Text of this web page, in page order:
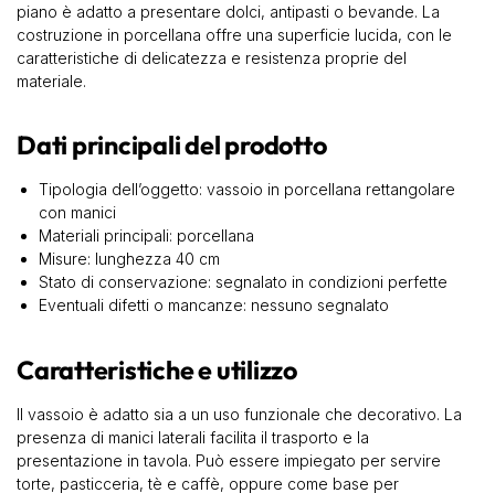
piano è adatto a presentare dolci, antipasti o bevande. La
costruzione in porcellana offre una superficie lucida, con le
caratteristiche di delicatezza e resistenza proprie del
materiale.
Dati principali del prodotto
Tipologia dell’oggetto: vassoio in porcellana rettangolare
con manici
Materiali principali: porcellana
Misure: lunghezza 40 cm
Stato di conservazione: segnalato in condizioni perfette
Eventuali difetti o mancanze: nessuno segnalato
Caratteristiche e utilizzo
Il vassoio è adatto sia a un uso funzionale che decorativo. La
presenza di manici laterali facilita il trasporto e la
presentazione in tavola. Può essere impiegato per servire
torte, pasticceria, tè e caffè, oppure come base per